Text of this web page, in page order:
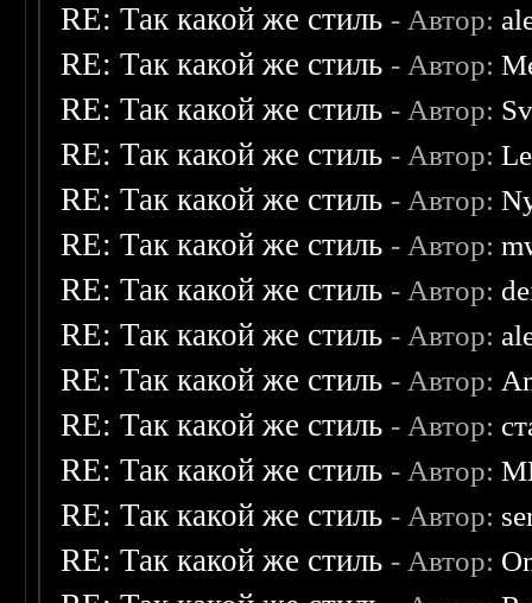
RE: Так какой же стиль - Автор:
RE: Так какой же стиль - Автор:
RE: Так какой же стиль - Автор:
RE: Так какой же стиль - Автор:
RE: Так какой же стиль - Автор:
RE: Так какой же стиль - Автор:
RE: Так какой же стиль - Автор:
RE: Так какой же стиль - Автор:
RE: Так какой же стиль - Автор:
RE: Так какой же стиль - Автор:
RE: Так какой же стиль - Автор:
RE: Так какой же стиль - Автор:
RE: Так какой же стиль - Автор: